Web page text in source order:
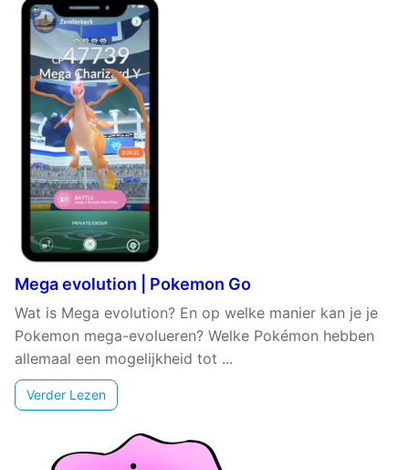
Mega evolution | Pokemon Go
Wat is Mega evolution? En op welke manier kan je je
Pokemon mega-evolueren? Welke Pokémon hebben
allemaal een mogelijkheid tot ...
Verder Lezen